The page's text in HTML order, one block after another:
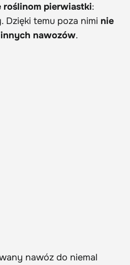
roślinom pierwiastki:
Dzięki temu poza nimi nie
nawozów.
nawóz do niemal